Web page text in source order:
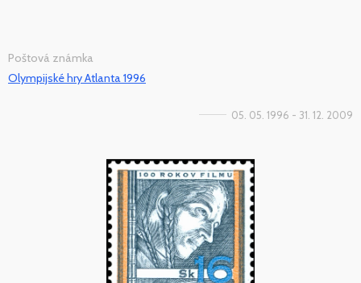
Poštová známka
Olympijské hry Atlanta 1996
05. 05. 1996 - 31. 12. 2009